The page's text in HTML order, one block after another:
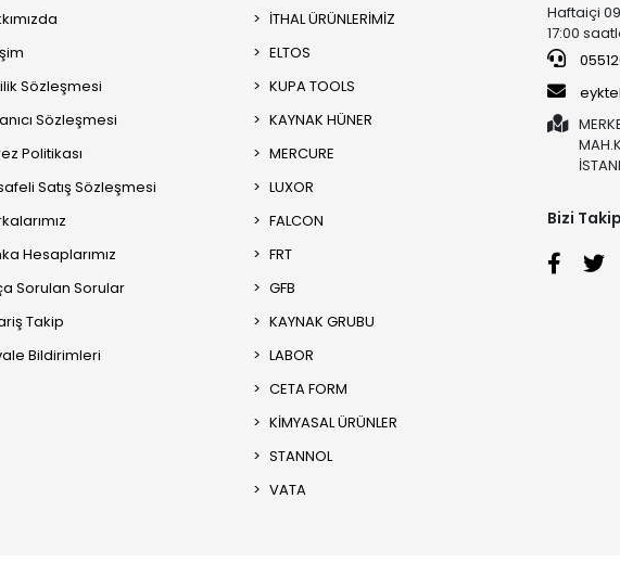
Sözleşmesi
Sözleşmesi
Politikası
Satış Sözleşmesi
Hesaplarımız
Sorulan Sorular
Takip
Bildirimleri
İTHAL ÜRÜNLERİMİZ
ELTOS
KUPA TOOLS
KAYNAK HÜNER
MERCURE
LUXOR
FALCON
FRT
GFB
KAYNAK GRUBU
LABOR
CETA FORM
KİMYASAL ÜRÜNLER
STANNOL
VATA
Haftaiçi
17:00
Bizi